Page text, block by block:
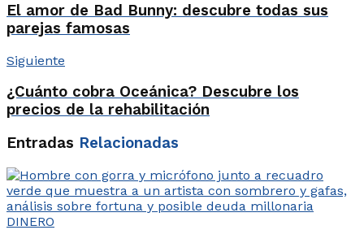
El amor de Bad Bunny: descubre todas sus
parejas famosas
Siguiente
¿Cuánto cobra Oceánica? Descubre los
precios de la rehabilitación
Entradas Relacionadas
DINERO